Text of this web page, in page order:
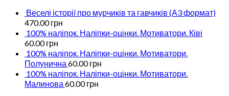
Веселі історії про мурчиків та гавчиків (А3 формат)
470.00грн
100% наліпок. Наліпки-оцінки. Мотиватори. Ківі
60.00грн
100% наліпок. Наліпки-оцінки. Мотиватори.
Полунична 60.00грн
100% наліпок. Наліпки-оцінки. Мотиватори.
Малинова 60.00грн